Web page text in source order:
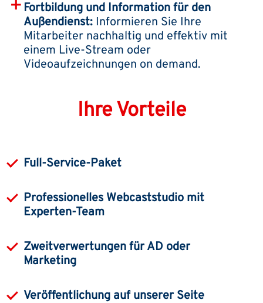
Fortbildung und Information für den
Außendienst: Informieren Sie Ihre
Mitarbeiter nachhaltig und effektiv mit
einem Live-Stream oder
Videoaufzeichnungen on demand.
Ihre Vorteile
Full-Service-Paket
Professionelles Webcaststudio mit
Experten-Team
Zweitverwertungen für AD oder
Marketing
Veröffentlichung auf unserer Seite